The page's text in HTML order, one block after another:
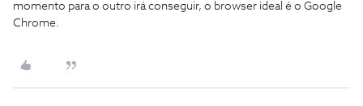
momento para o outro irá conseguir, o browser ideal é o Google
Chrome.